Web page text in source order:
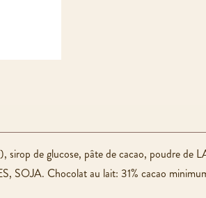
de glucose, pâte de cacao, poudre de
SOJA. Chocolat au lait: 31% cacao